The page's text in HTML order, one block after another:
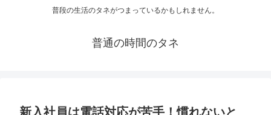
普段の生活のタネがつまっているかもしれません。
普通の時間のタネ
新入社員は電話対応が苦手！慣れないと